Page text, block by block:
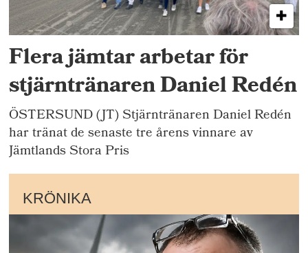
Flera jämtar arbetar för
stjärntränaren Daniel Redén
ÖSTERSUND (JT) Stjärntränaren Daniel Redén
har tränat de senaste tre årens vinnare av
Jämtlands Stora Pris
KRÖNIKA